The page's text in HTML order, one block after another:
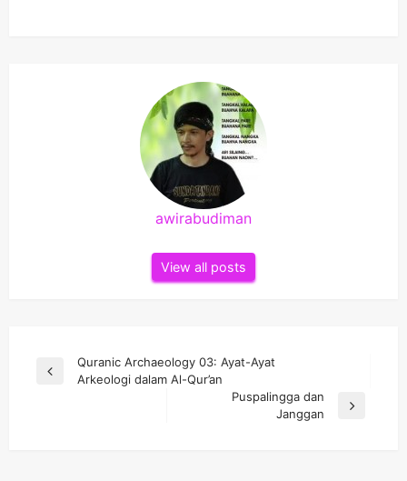
awirabudiman
View all posts
Post
navigation
Previous
Quranic Archaeology 03: Ayat-Ayat
Arkeologi dalam Al-Qur’an
Puspalingga dan
Janggan